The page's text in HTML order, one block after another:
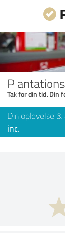
Tak for din tid. Din
Din oplevelse
inc.